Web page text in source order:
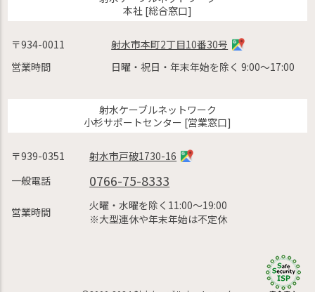
本社 [総合窓口]
〒934-0011
射水市本町2丁目10番30号
営業時間
日曜・祝日・年末年始を除く 9:00〜17:00
射水ケーブルネットワーク
小杉サポートセンター [営業窓口]
〒939-0351
射水市戸破1730-16
一般電話
0766-75-8333
営業時間
火曜・水曜を除く11:00〜19:00
※大型連休や年末年始は不定休